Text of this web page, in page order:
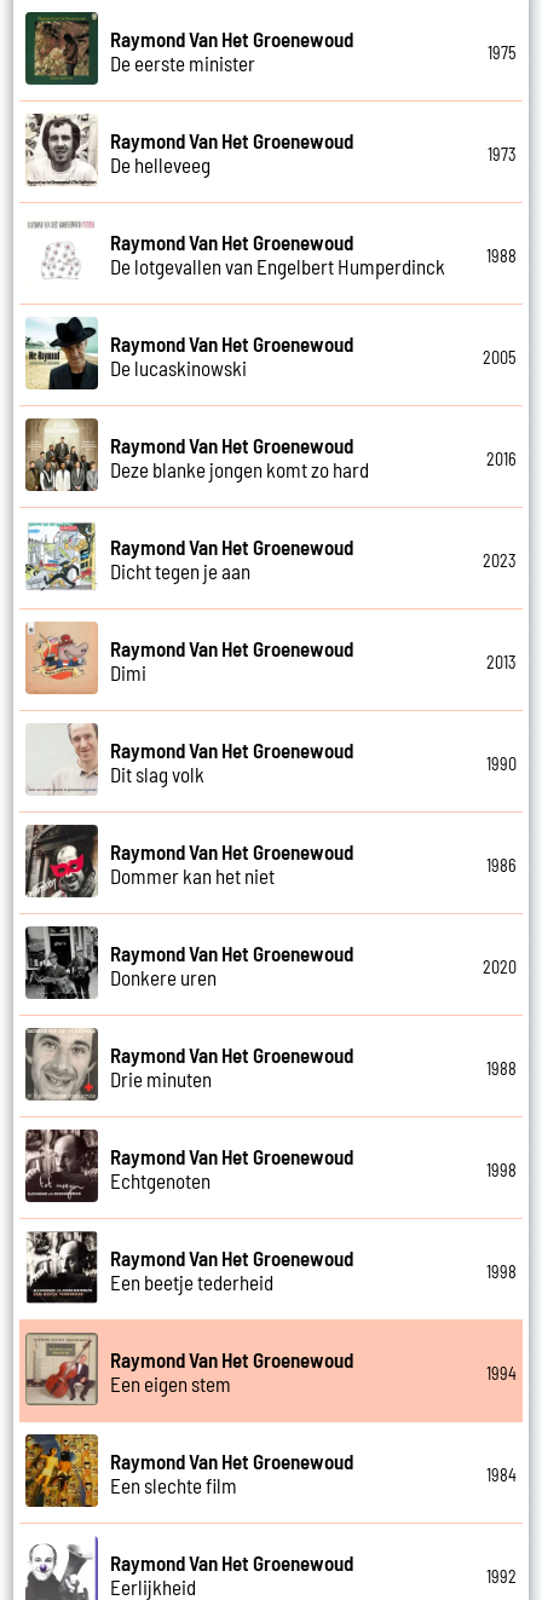
Raymond Van Het Groenewoud
De eerste minister
1975
Raymond Van Het Groenewoud
De helleveeg
1973
Raymond Van Het Groenewoud
De lotgevallen van Engelbert Humperdinck
1988
Raymond Van Het Groenewoud
De lucaskinowski
2005
Raymond Van Het Groenewoud
Deze blanke jongen komt zo hard
2016
Raymond Van Het Groenewoud
Dicht tegen je aan
2023
Raymond Van Het Groenewoud
Dimi
2013
Raymond Van Het Groenewoud
Dit slag volk
1990
Raymond Van Het Groenewoud
Dommer kan het niet
1986
Raymond Van Het Groenewoud
Donkere uren
2020
Raymond Van Het Groenewoud
Drie minuten
1988
Raymond Van Het Groenewoud
Echtgenoten
1998
Raymond Van Het Groenewoud
Een beetje tederheid
1998
Raymond Van Het Groenewoud
Een eigen stem
1994
Raymond Van Het Groenewoud
Een slechte film
1984
Raymond Van Het Groenewoud
Eerlijkheid
1992